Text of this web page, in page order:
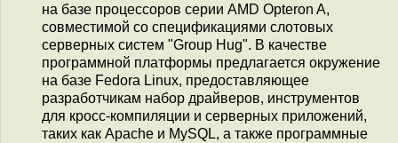
на базе процессоров серии AMD Opteron A,
совместимой со спецификациями слотовых
серверных систем "Group Hug". В качестве
программной платформы предлагается окружение
на базе Fedora Linux, предоставляющее
разработчикам набор драйверов, инструментов
для кросс-компиляции и серверных приложений,
таких как Apache и MySQL, а также программные